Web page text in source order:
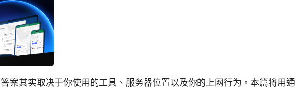
案其实取决于你使用的工具、服务器位置以及你的上网行为。本篇将用通